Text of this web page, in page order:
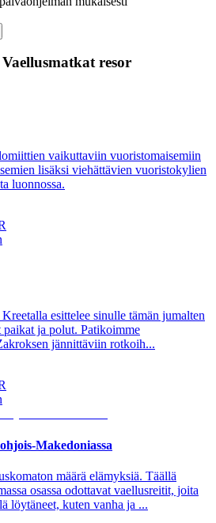
resor
vaikuttaviin vuoristomaisemiin
lisäksi viehättävien vuoristokylien
luonnossa.
esittelee sinulle tämän jumalten
paikat ja polut. Patikoimme
jännittäviin rotkoih...
Makedoniassa
määrä elämyksiä. Täällä
osassa odottavat vaellusreitit, joita
löytäneet, kuten vanha ja ...